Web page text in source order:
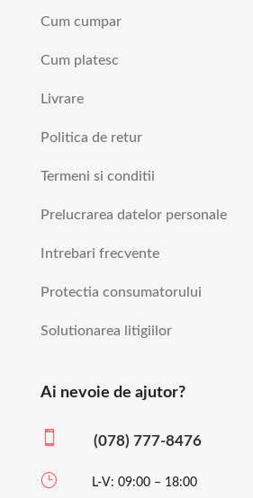
Cum cumpar
Cum platesc
Livrare
Politica de retur
Termeni si conditii
Prelucrarea datelor personale
Intrebari frecvente
Protectia consumatorului
Solutionarea litigiilor
Ai nevoie de ajutor?
 (078) 777-8476
} L-V: 09:00 – 18:00